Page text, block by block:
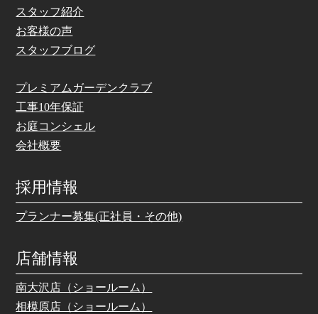
スタッフ紹介
お客様の声
スタッフブログ
プレミアムガーデンクラブ
工事10年保証
お庭コンシェル
会社概要
採用情報
プランナー募集(正社員・その他)
店舗情報
南大沢店（ショールーム）
相模原店（ショールーム）